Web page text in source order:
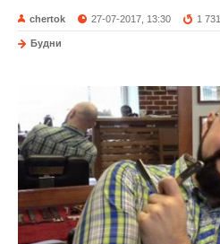
chertok 27-07-2017, 13:30 1 731
Будни